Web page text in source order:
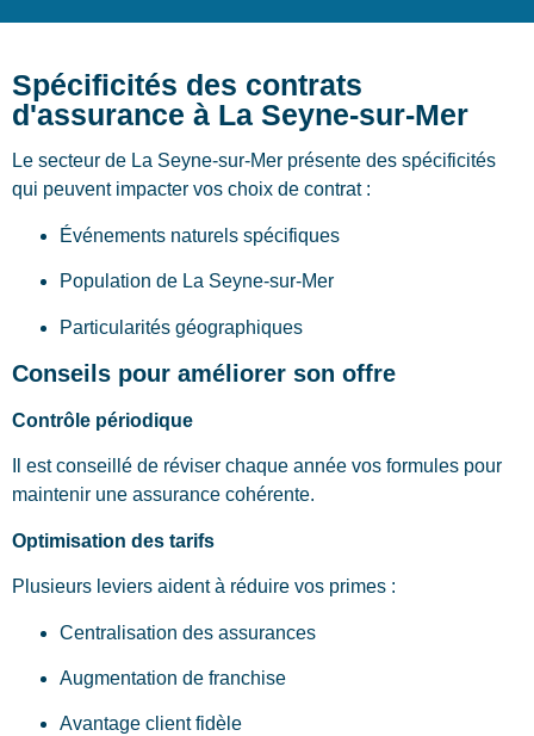
Spécificités des contrats
d'assurance à La Seyne-sur-Mer
Le secteur de La Seyne-sur-Mer présente des spécificités
qui peuvent impacter vos choix de contrat :
Événements naturels spécifiques
Population de La Seyne-sur-Mer
Particularités géographiques
Conseils pour améliorer son offre
Contrôle périodique
Il est conseillé de réviser chaque année vos formules pour
maintenir une assurance cohérente.
Optimisation des tarifs
Plusieurs leviers aident à réduire vos primes :
Centralisation des assurances
Augmentation de franchise
Avantage client fidèle